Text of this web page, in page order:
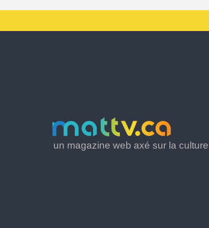
un magazine web axé sur la culture